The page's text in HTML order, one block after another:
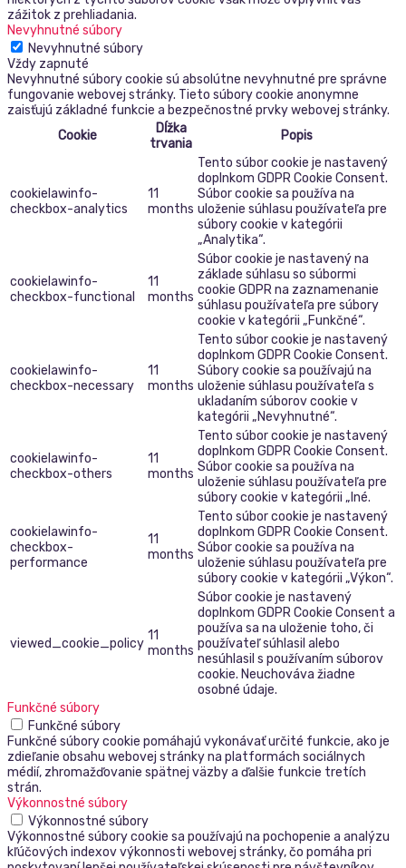
zážitok z prehliadania.
Nevyhnutné súbory
Nevyhnutné súbory
Vždy zapnuté
Nevyhnutné súbory cookie sú absolútne nevyhnutné pre správne
fungovanie webovej stránky. Tieto súbory cookie anonymne
zaisťujú základné funkcie a bezpečnostné prvky webovej stránky.
Cookie
Dĺžka
trvania
Popis
cookielawinfo-
checkbox-analytics
11
months
Tento súbor cookie je nastavený
doplnkom GDPR Cookie Consent.
Súbor cookie sa používa na
uloženie súhlasu používateľa pre
súbory cookie v kategórii
„Analytika“.
cookielawinfo-
checkbox-functional
11
months
Súbor cookie je nastavený na
základe súhlasu so súbormi
cookie GDPR na zaznamenanie
súhlasu používateľa pre súbory
cookie v kategórii „Funkčné“.
cookielawinfo-
checkbox-necessary
11
months
Tento súbor cookie je nastavený
doplnkom GDPR Cookie Consent.
Súbory cookie sa používajú na
uloženie súhlasu používateľa s
ukladaním súborov cookie v
kategórii „Nevyhnutné“.
cookielawinfo-
checkbox-others
11
months
Tento súbor cookie je nastavený
doplnkom GDPR Cookie Consent.
Súbor cookie sa používa na
uloženie súhlasu používateľa pre
súbory cookie v kategórii „Iné.
cookielawinfo-
checkbox-
performance
11
months
Tento súbor cookie je nastavený
doplnkom GDPR Cookie Consent.
Súbor cookie sa používa na
uloženie súhlasu používateľa pre
súbory cookie v kategórii „Výkon“.
viewed_cookie_policy
11
months
Súbor cookie je nastavený
doplnkom GDPR Cookie Consent a
používa sa na uloženie toho, či
používateľ súhlasil alebo
nesúhlasil s používaním súborov
cookie. Neuchováva žiadne
osobné údaje.
Funkčné súbory
Funkčné súbory
Funkčné súbory cookie pomáhajú vykonávať určité funkcie, ako je
zdieľanie obsahu webovej stránky na platformách sociálnych
médií, zhromažďovanie spätnej väzby a ďalšie funkcie tretích
strán.
Výkonnostné súbory
Výkonnostné súbory
Výkonnostné súbory cookie sa používajú na pochopenie a analýzu
kľúčových indexov výkonnosti webovej stránky, čo pomáha pri